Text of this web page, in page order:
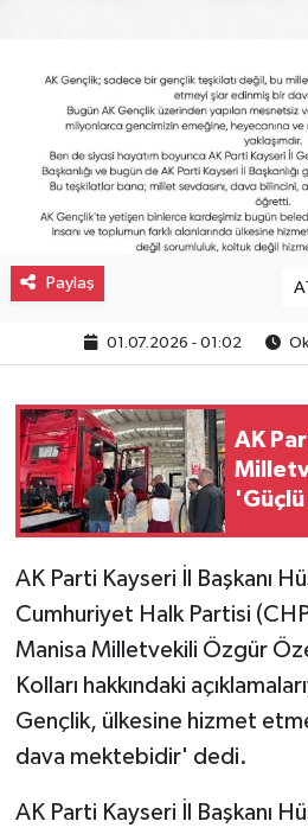
Paylaş A-
01.07.2026 - 01:02
AK
AK Parti Kayseri İl Başkanı
Cumhuriyet Halk Partisi
Manisa Milletvekili Özgür
Kolları hakkındaki
Gençlik, ülkesine hizmet
dava mektebidir' dedi.
AK Parti Kayseri İl Başkanı